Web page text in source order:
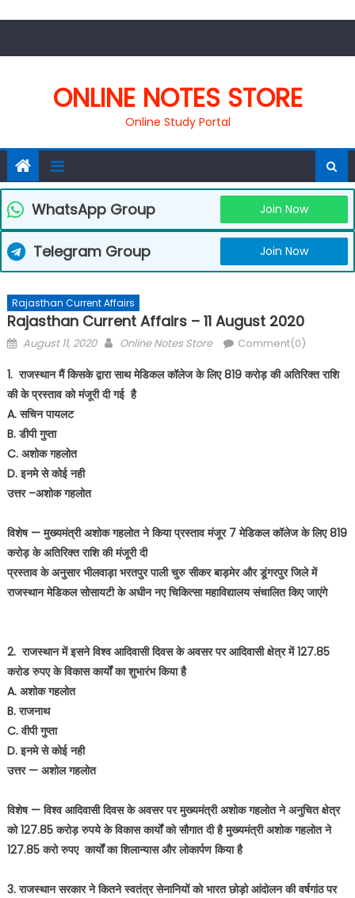
ONLINE NOTES STORE
Online Study Portal
WhatsApp Group Join Now
Telegram Group Join Now
Rajasthan Current Affairs
Rajasthan Current Affairs – 11 August 2020
Posted
August 11, 2020 Author
Online Notes Store Comment(0)
1. राजस्थान मैं किसके द्वारा साथ मेडिकल कॉलेज के लिए 819 करोड़ की अतिरिक्त राशि
की के प्रस्ताव को मंजूरी दी गई है
A. सचिन पायलट
B. डीपी गुप्ता
C. अशोक गहलोत
D. इनमे से कोई नही
उत्तर –अशोक गहलोत
विशेष — मुख्यमंत्री अशोक गहलोत ने किया प्रस्ताव मंजूर 7 मेडिकल कॉलेज के लिए 819
करोड़ के अतिरिक्त राशि की मंजूरी दी
प्रस्ताव के अनुसार भीलवाड़ा भरतपुर पाली चुरु सीकर बाड़मेर और डूंगरपुर जिले में
राजस्थान मेडिकल सोसायटी के अधीन नए चिकित्सा महाविद्यालय संचालित किए जाएंगे
2. राजस्थान में इसने विश्व आदिवासी दिवस के अवसर पर आदिवासी क्षेत्र में 127.85
करोड रुपए के विकास कार्यों का शुभारंभ किया है
A. अशोक गहलोत
B. राजनाथ
C. वीपी गुप्ता
D. इनमे से कोई नही
उत्तर — अशोल गहलोत
विशेष — विश्व आदिवासी दिवस के अवसर पर मुख्यमंत्री अशोक गहलोत ने अनुचित क्षेत्र
को 127.85 करोड़ रुपये के विकास कार्यों को सौगात दी है मुख्यमंत्री अशोक गहलोत ने
127.85 करो रुपए कार्यों का शिलान्यास और लोकार्पण किया है
3. राजस्थान सरकार ने कितने स्वतंत्र सेनानियों को भारत छोड़ो आंदोलन की वर्षगांठ पर